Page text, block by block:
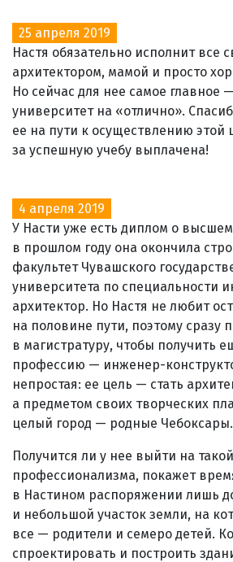
25 апреля 2019
Настя обязательно исполнит все
архитектором, мамой и просто
Но сейчас для нее самое главное
университет на «отлично».
ее на пути к осуществлению этой
за успешную учебу выплачена!
4 апреля 2019
У Насти уже есть диплом о
в прошлом году она окончила
факультет Чувашского
университета по специальности
архитектор. Но Настя не любит
на половине пути, поэтому сразу
в магистратуру, чтобы получить
профессию — инженер-
непростая: ее цель — стать
а предметом своих творческих
целый город — родные Чебоксары.
Получится ли у нее выйти на
профессионализма, покажет
в Настином распоряжении лишь
и небольшой участок земли, на
все — родители и семеро детей.
спроектировать и построить